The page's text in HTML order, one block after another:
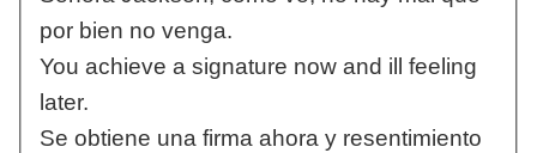
por bien no venga.
You achieve a signature now and ill feeling
later.
Se obtiene una firma ahora y resentimiento